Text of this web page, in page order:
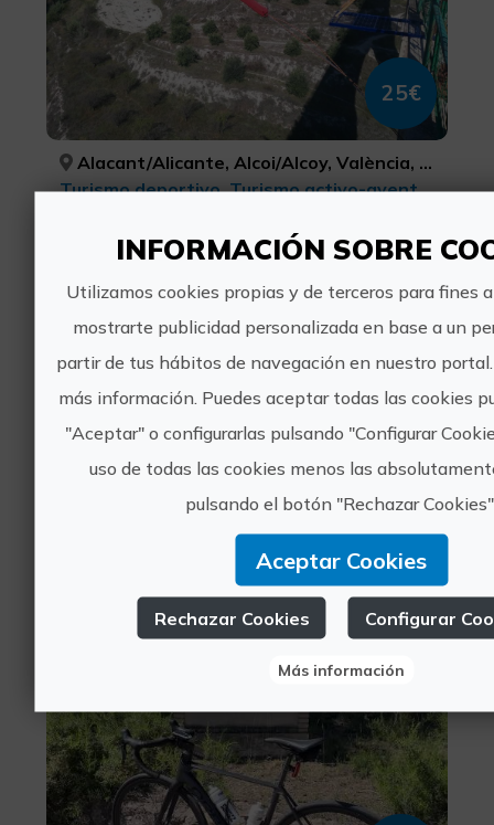
25€
Alacant/Alicante, Alcoi/Alcoy, València, ALACANT/ALICANTE, ALACANT/ALICANTE, VALÈNCIA
Turismo deportivo, Turismo activo-aventura
Jornadas de Bike Park en Bike
Park La Safranera
15€
Alcoi/Alcoy, ALACANT/ALICANTE
Turismo deportivo, BTT, cicloturismo y ciclismo
0 valoraciones
INFORMACIÓN SOBRE
Utilizamos cookies propias y de terceros para fines
mostrarte publicidad personalizada en base a un
partir de tus hábitos de navegación en nuestro
más información. Puedes aceptar todas las cookies
"Aceptar" o configurarlas pulsando "Configurar
uso de todas las cookies menos las
pulsando el botón "Rechazar
Aceptar Cookies
Rechazar Cookies Configurar
Más información